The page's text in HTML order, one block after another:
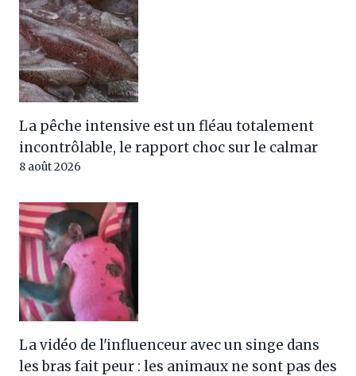
La pêche intensive est un fléau totalement
incontrôlable, le rapport choc sur le calmar
8 août 2026
La vidéo de l'influenceur avec un singe dans
les bras fait peur : les animaux ne sont pas des